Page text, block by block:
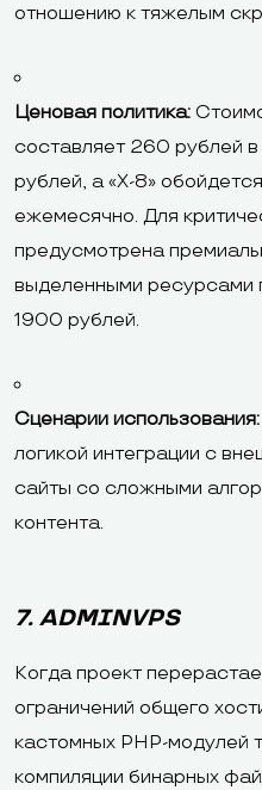
отношению к тяжелым
Ценовая политика:
составляет 260 рублей
рублей, а «Х-8»
ежемесячно. Для
предусмотрена
выделенными ресурсами
1900 рублей.
Сценарии использования:
логикой интеграции с
сайты со сложными
контента.
7. ADMINVPS
Когда проект
ограничений общего
кастомных PHP-модулей
компиляции бинарных